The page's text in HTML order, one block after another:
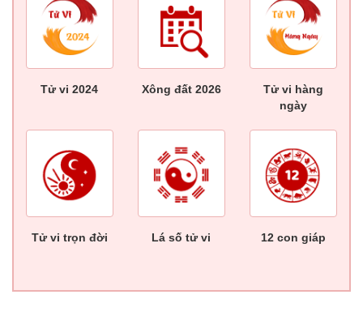
Tử vi 2024 Xông đất 2026
Tử vi hàng
ngày
Tử vi trọn đời Lá số tử vi 12 con giáp